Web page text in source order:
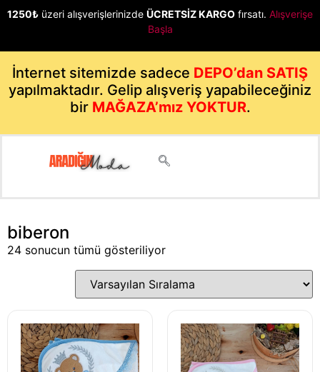
1250₺ üzeri alışverişlerinizde ÜCRETSİZ KARGO fırsatı. Alışverişe
Başla
İnternet sitemizde sadece DEPO’dan SATIŞ
yapılmaktadır. Gelip alışveriş yapabileceğiniz
bir MAĞAZA’mız YOKTUR.
biberon
24 sonucun tümü gösteriliyor